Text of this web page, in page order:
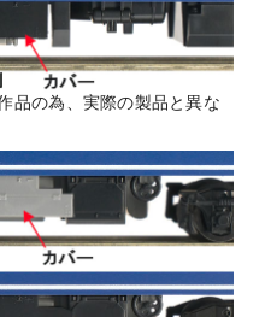
品の為、実際の製品と異な